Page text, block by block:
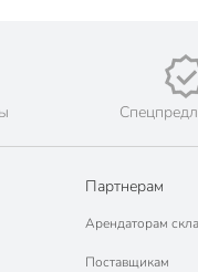
Партнерам
Арендаторам
Поставщикам